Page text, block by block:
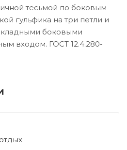
тесьмой по боковым
гульфика на три петли и
боковыми
входом. ГОСТ 12.4.280-